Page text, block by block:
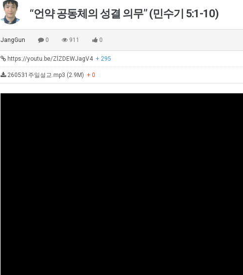
“언약 공동체의 성결 의무” (민수기 5:1-10)
JangGun 0 911 0
https://youtu.be/ZlZDEWJagV4 + 295
260531주일설교.mp3 (2.9M) + 0